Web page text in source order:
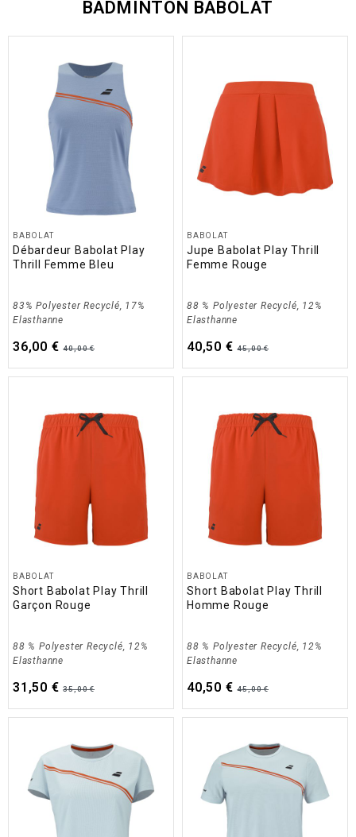
BADMINTON BABOLAT
BABOLAT
Débardeur Babolat Play
Thrill Femme Bleu
83% Polyester Recyclé, 17%
Elasthanne
36,00 € 40,00 €
BABOLAT
Jupe Babolat Play Thrill
Femme Rouge
88 % Polyester Recyclé, 12%
Elasthanne
40,50 € 45,00 €
BABOLAT
Short Babolat Play Thrill
Garçon Rouge
88 % Polyester Recyclé, 12%
Elasthanne
31,50 € 35,00 €
BABOLAT
Short Babolat Play Thrill
Homme Rouge
88 % Polyester Recyclé, 12%
Elasthanne
40,50 € 45,00 €